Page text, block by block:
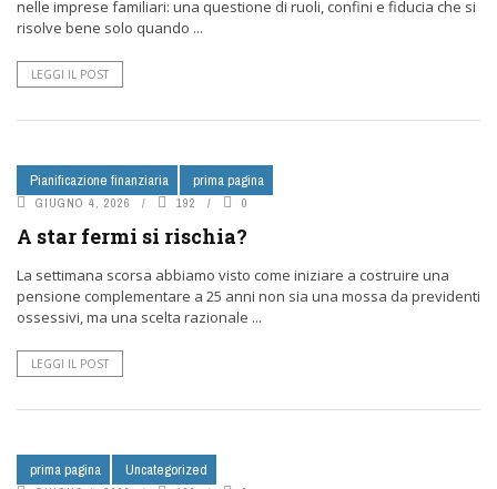
nelle imprese familiari: una questione di ruoli, confini e fiducia che si
risolve bene solo quando ...
LEGGI IL POST
Pianificazione finanziaria prima pagina
GIUGNO 4, 2026 192 0
A star fermi si rischia?
La settimana scorsa abbiamo visto come iniziare a costruire una
pensione complementare a 25 anni non sia una mossa da previdenti
ossessivi, ma una scelta razionale ...
LEGGI IL POST
prima pagina Uncategorized